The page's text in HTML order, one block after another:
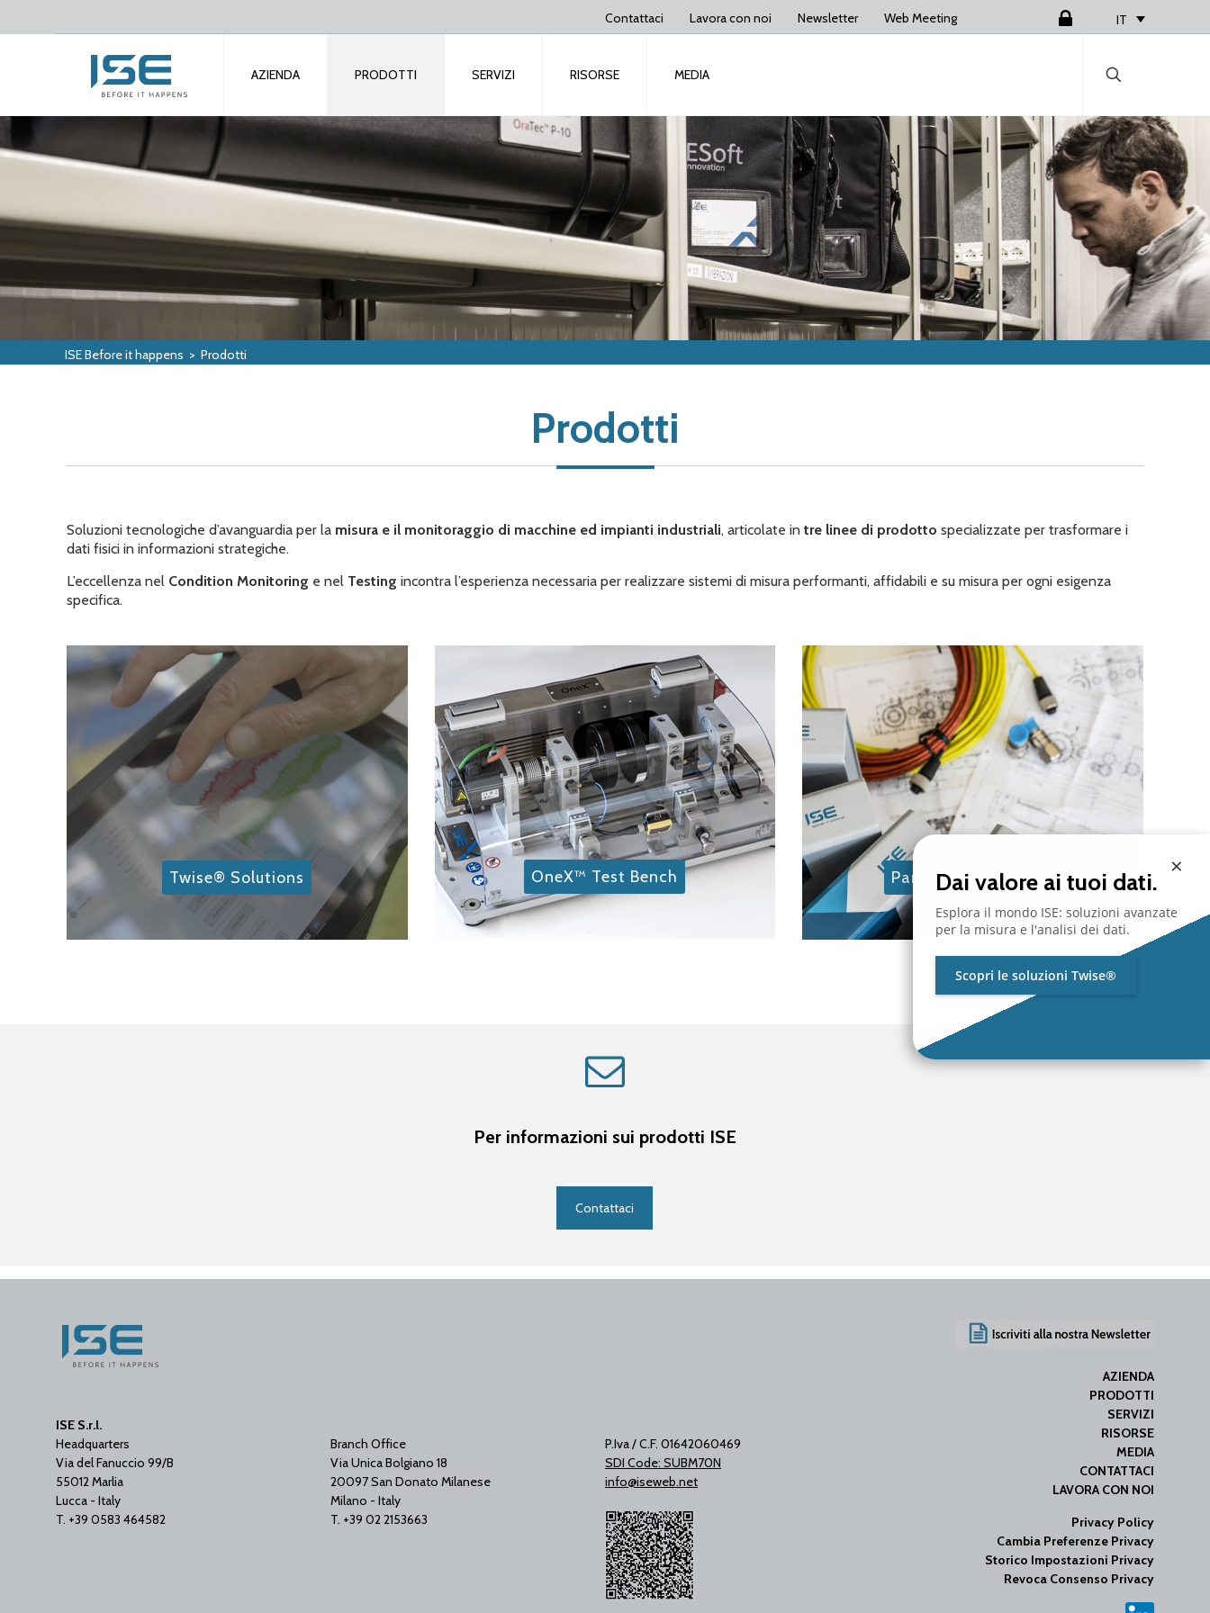
Contattaci Lavora con noi Newsletter Web Meeting IT
AZIENDA PRODOTTI SERVIZI RISORSE MEDIA
ISE Before it happens > Prodotti
Prodotti
Soluzioni tecnologiche d’avanguardia per la misura e il monitoraggio di macchine ed impianti industriali, articolate intre linee di prodotto specializzate per trasformare i
dati fisici in informazioni strategiche.
L’eccellenza nel Condition Monitoring e nel Testing incontra l’esperienza necessaria per realizzare sistemi di misura performanti, affidabili e su misura per ogni esigenza
specifica.
Twise® Solutions OneX™ Test Bench Partner technologies
Per informazioni sui prodotti ISE
Contattaci
ISE S.r.l.
Headquarters
Via del Fanuccio 99/B
55012 Marlia
Lucca - Italy
T. +39 0583 464582
Branch Office
Via Unica Bolgiano 18
20097 San Donato Milanese
Milano - Italy
T. +39 02 2153663
P.Iva / C.F. 01642060469
SDI Code: SUBM70N
info@iseweb.net
AZIENDA
PRODOTTI
SERVIZI
RISORSE
MEDIA
CONTATTACI
LAVORA CON NOI
Privacy Policy
Cambia Preferenze Privacy
Storico Impostazioni Privacy
Revoca Consenso Privacy
×
Dai valore ai tuoi dati.
Esplora il mondo ISE: soluzioni avanzate
per la misura e l'analisi dei dati.
Scopri le soluzioni Twise®